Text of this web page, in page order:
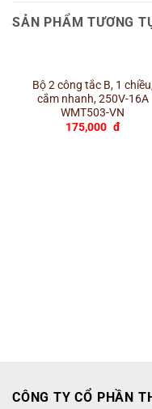
SẢN PHẨM TƯƠNG
Bộ 2 công tắc B, 1
cắm nhanh, 250V-16A
WMT503-VN
175,000 đ
CÔNG TY CỔ PHẦN